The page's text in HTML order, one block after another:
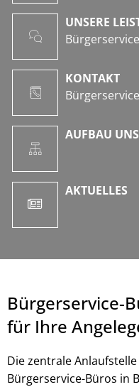
UNSERE
KONTAKT
AUFBAU
AKTUELLES
Bürgerservice-
für Ihre
Die zentrale
Bürgerservice-Büros in